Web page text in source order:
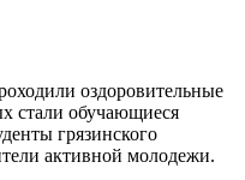
оздоровительные
стали обучающиеся
грязинского
активной молодежи.